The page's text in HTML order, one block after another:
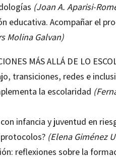
(Joan A. Aparisi-
educativa. Acompañar el
Molina Galvan)
MÁS ALLÁ DE LO
transiciones, redes e
la escolaridad
infancia y juventud en
(Elena Giménez
reflexiones sobre la